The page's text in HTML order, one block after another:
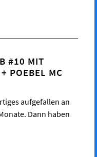
#10 MIT
POEBEL MC
aufgefallen an
Dann haben